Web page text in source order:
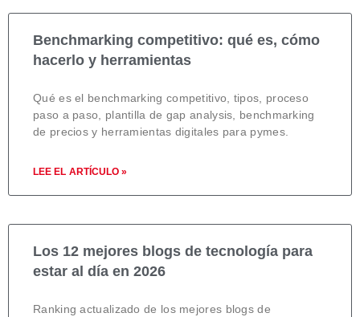
Benchmarking competitivo: qué es, cómo
hacerlo y herramientas
Qué es el benchmarking competitivo, tipos, proceso
paso a paso, plantilla de gap analysis, benchmarking
de precios y herramientas digitales para pymes.
LEE EL ARTÍCULO »
Los 12 mejores blogs de tecnología para
estar al día en 2026
Ranking actualizado de los mejores blogs de